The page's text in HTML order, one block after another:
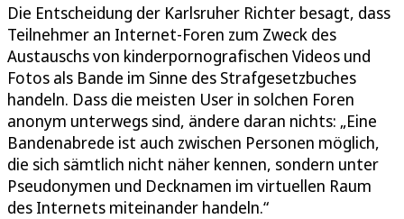
Die Entscheidung der Karlsruher Richter besagt, dass
Teilnehmer an Internet-Foren zum Zweck des
Austauschs von kinderpornografischen Videos und
Fotos als Bande im Sinne des Strafgesetzbuches
handeln. Dass die meisten User in solchen Foren
anonym unterwegs sind, ändere daran nichts: „Eine
Bandenabrede ist auch zwischen Personen möglich,
die sich sämtlich nicht näher kennen, sondern unter
Pseudonymen und Decknamen im virtuellen Raum
des Internets miteinander handeln.“